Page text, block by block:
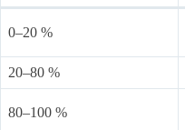
0–20 %
20–80 %
80–100 %